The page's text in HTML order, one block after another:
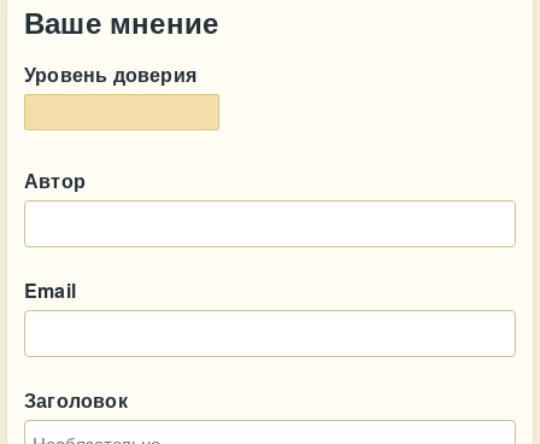
Ваше мнение
Уровень доверия
Автор
Email
Заголовок